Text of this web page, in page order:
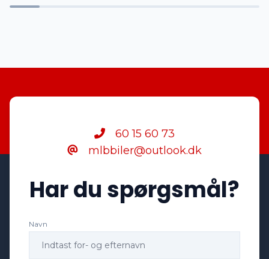
60 15 60 73
mlbbiler@outlook.dk
Har du spørgsmål?
Navn